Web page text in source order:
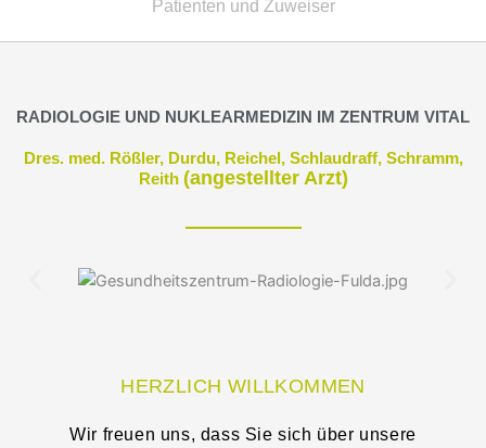
Patienten und Zuweiser
RADIOLOGIE UND NUKLEARMEDIZIN IM ZENTRUM VITAL
Dres. med. Rößler, Durdu, Reichel, Schlaudraff, Schramm,
Reith (angestellter Arzt)
HERZLICH WILLKOMMEN
Wir freuen uns, dass Sie sich über unsere